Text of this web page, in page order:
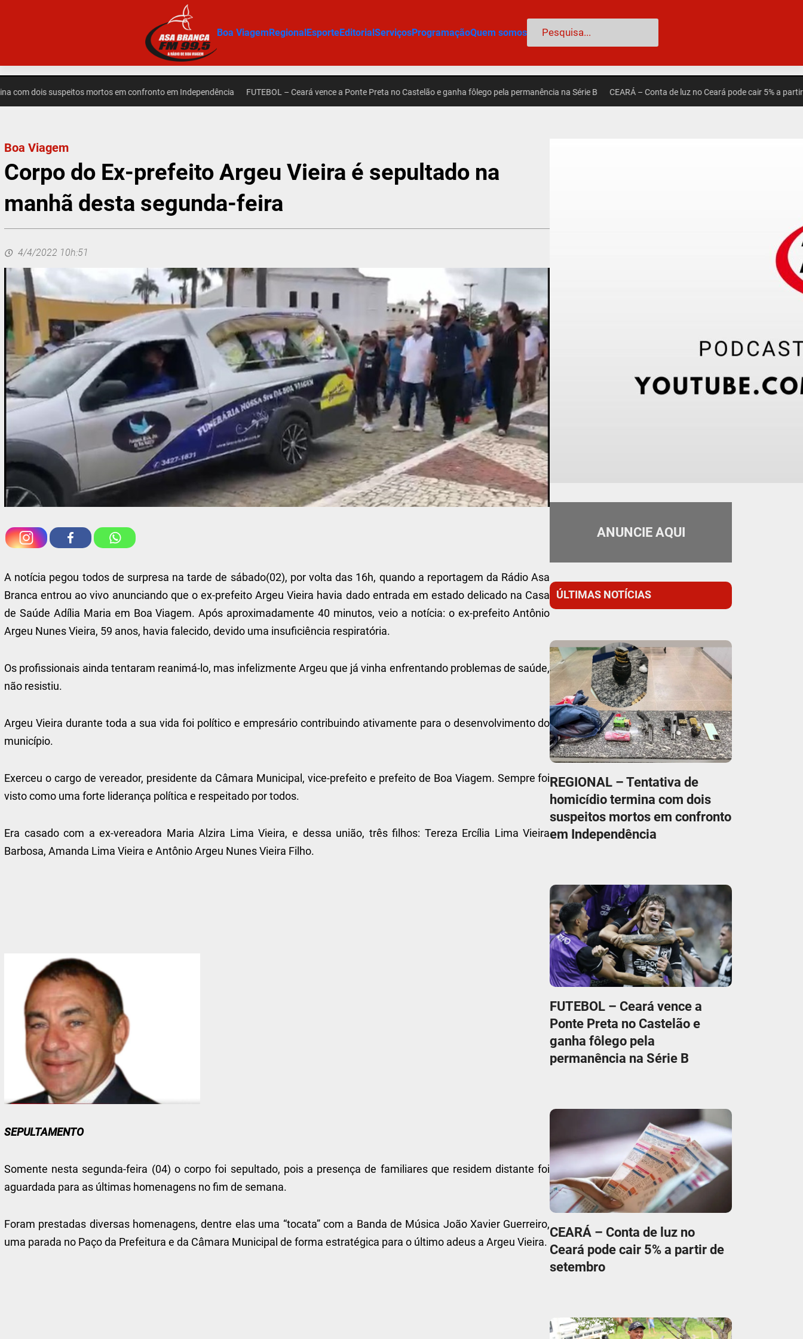
Boa ViagemRegionalEsporteEditorialServiçosProgramaçãoQuem somos Pesquisar
suspeitos mortos em confronto em Independência FUTEBOL – Ceará vence a Ponte Preta no Castelão e ganha fôlego pela permanência na Série B CEARÁ – Conta de luz no Ceará pode cair 5% a partir de
Boa Viagem
Corpo do Ex-prefeito Argeu Vieira é sepultado na
manhã desta segunda-feira
4/4/2022 10h:51
A notícia pegou todos de surpresa na tarde de sábado(02), por volta das 16h, quando a reportagem da Rádio Asa
Branca entrou ao vivo anunciando que o ex-prefeito Argeu Vieira havia dado entrada em estado delicado na Casa
de Saúde Adília Maria em Boa Viagem. Após aproximadamente 40 minutos, veio a notícia: o ex-prefeito Antônio
Argeu Nunes Vieira, 59 anos, havia falecido, devido uma insuficiência respiratória.
Os profissionais ainda tentaram reanimá-lo, mas infelizmente Argeu que já vinha enfrentando problemas de saúde,
não resistiu.
Argeu Vieira durante toda a sua vida foi político e empresário contribuindo ativamente para o desenvolvimento do
município.
Exerceu o cargo de vereador, presidente da Câmara Municipal, vice-prefeito e prefeito de Boa Viagem. Sempre foi
visto como uma forte liderança política e respeitado por todos.
Era casado com a ex-vereadora Maria Alzira Lima Vieira, e dessa união, três filhos: Tereza Ercília Lima Vieira
Barbosa, Amanda Lima Vieira e Antônio Argeu Nunes Vieira Filho.
SEPULTAMENTO
Somente nesta segunda-feira (04) o corpo foi sepultado, pois a presença de familiares que residem distante foi
aguardada para as últimas homenagens no fim de semana.
Foram prestadas diversas homenagens, dentre elas uma “tocata” com a Banda de Música João Xavier Guerreiro,
uma parada no Paço da Prefeitura e da Câmara Municipal de forma estratégica para o último adeus a Argeu Vieira.
ANUNCIE AQUI
ÚLTIMAS NOTÍCIAS
REGIONAL – Tentativa de
homicídio termina com dois
suspeitos mortos em confronto
em Independência
FUTEBOL – Ceará vence a
Ponte Preta no Castelão e
ganha fôlego pela
permanência na Série B
CEARÁ – Conta de luz no
Ceará pode cair 5% a partir de
setembro